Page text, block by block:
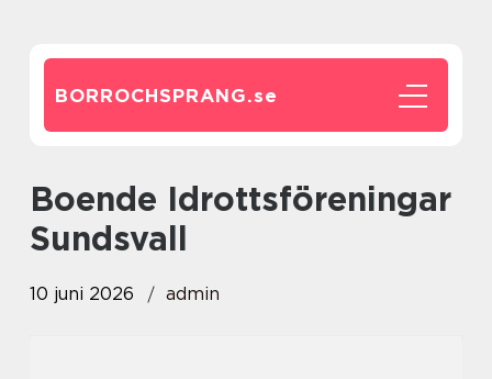
BORROCHSPRANG.se
Boende Idrottsföreningar
Sundsvall
10 juni 2026 admin